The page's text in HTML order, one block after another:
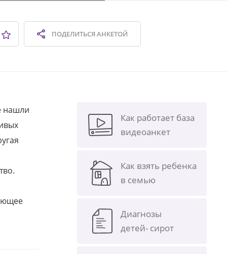
ПОДЕЛИТЬСЯАНКЕТОЙ
нашли
Как работает база
видеоанкет
Как взять ребенка
в семью
Диагнозы
детей- сирот